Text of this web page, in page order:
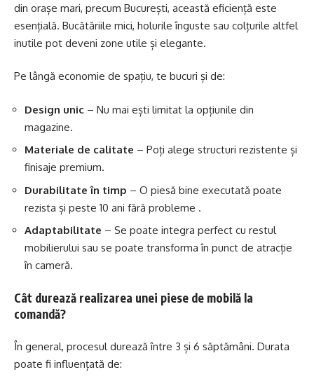
din orașe mari, precum București, această eficiență este
esențială. Bucătăriile mici, holurile înguste sau colțurile altfel
inutile pot deveni zone utile și elegante.
Pe lângă economie de spațiu, te bucuri și de:
Design unic – Nu mai ești limitat la opțiunile din
magazine.
Materiale de calitate – Poți alege structuri rezistente și
finisaje premium.
Durabilitate în timp – O piesă bine executată poate
rezista și peste 10 ani fără probleme .
Adaptabilitate – Se poate integra perfect cu restul
mobilierului sau se poate transforma în punct de atracție
în cameră.
Cât durează realizarea unei piese de mobilă la
comandă?
În general, procesul durează între 3 și 6 săptămâni. Durata
poate fi influențată de: